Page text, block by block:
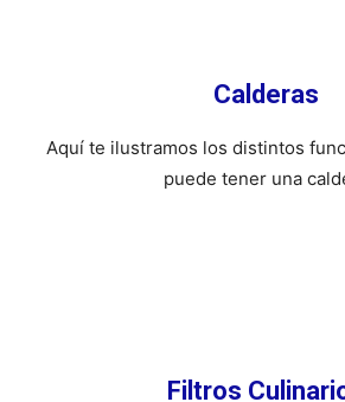
Calderas
Aquí­ te ilustramos los distintos
puede tener una
Filtros